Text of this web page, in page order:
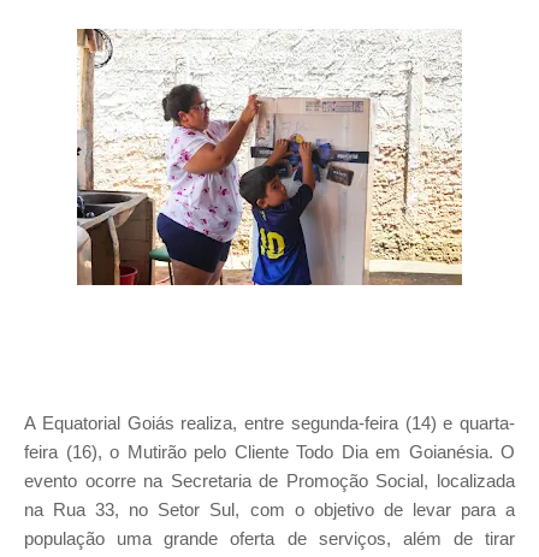
A Equatorial Goiás realiza, entre segunda-feira (14) e quarta-
feira (16), o Mutirão pelo Cliente Todo Dia em Goianésia. O
evento ocorre na Secretaria de Promoção Social, localizada
na Rua 33, no Setor Sul, com o objetivo de levar para a
população uma grande oferta de serviços, além de tirar